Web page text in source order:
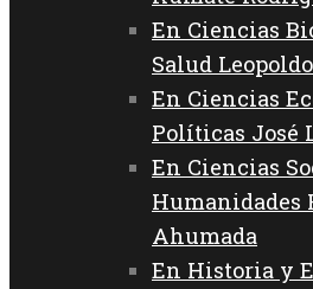
En Ciencias
Salud
En Ciencias
Políticas José
En Ciencias
Humanidades
Ahumada
En Historia y